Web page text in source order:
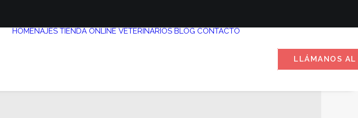
HOMENAJES TIENDA ONLINE VETERINARIOS BLOG CONTACTO
LLÁMANOS